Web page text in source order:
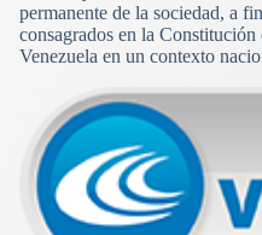
permanente de la sociedad, a
consagrados en la
Venezuela en un contexto